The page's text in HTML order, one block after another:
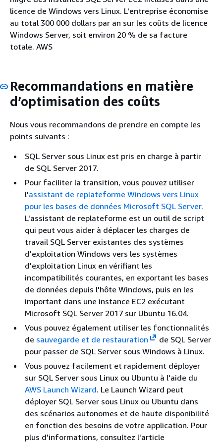
licence de Windows vers Linux. L'entreprise économise
au total 300 000 dollars par an sur les coûts de licence
Windows Server, soit environ 20 % de sa facture
totale. AWS
Recommandations en matière
d’optimisation des coûts
Nous vous recommandons de prendre en compte les
points suivants :
SQL Server sous Linux est pris en charge à partir
de SQL Server 2017.
Pour faciliter la transition, vous pouvez utiliser
l'assistant de replateforme Windows vers Linux
pour les bases de données Microsoft SQL Server.
L'assistant de replateforme est un outil de script
qui peut vous aider à déplacer les charges de
travail SQL Server existantes des systèmes
d'exploitation Windows vers les systèmes
d'exploitation Linux en vérifiant les
incompatibilités courantes, en exportant les bases
de données depuis l'hôte Windows, puis en les
important dans une instance EC2 exécutant
Microsoft SQL Server 2017 sur Ubuntu 16.04.
Vous pouvez également utiliser les fonctionnalités
de sauvegarde et de restauration
de SQL Server
pour passer de SQL Server sous Windows à Linux.
Vous pouvez facilement et rapidement déployer
sur SQL Server sous Linux ou Ubuntu à l'aide du
AWS Launch Wizard. Le Launch Wizard peut
déployer SQL Server sous Linux ou Ubuntu dans
des scénarios autonomes et de haute disponibilité
en fonction des besoins de votre application. Pour
plus d'informations, consultez l'article